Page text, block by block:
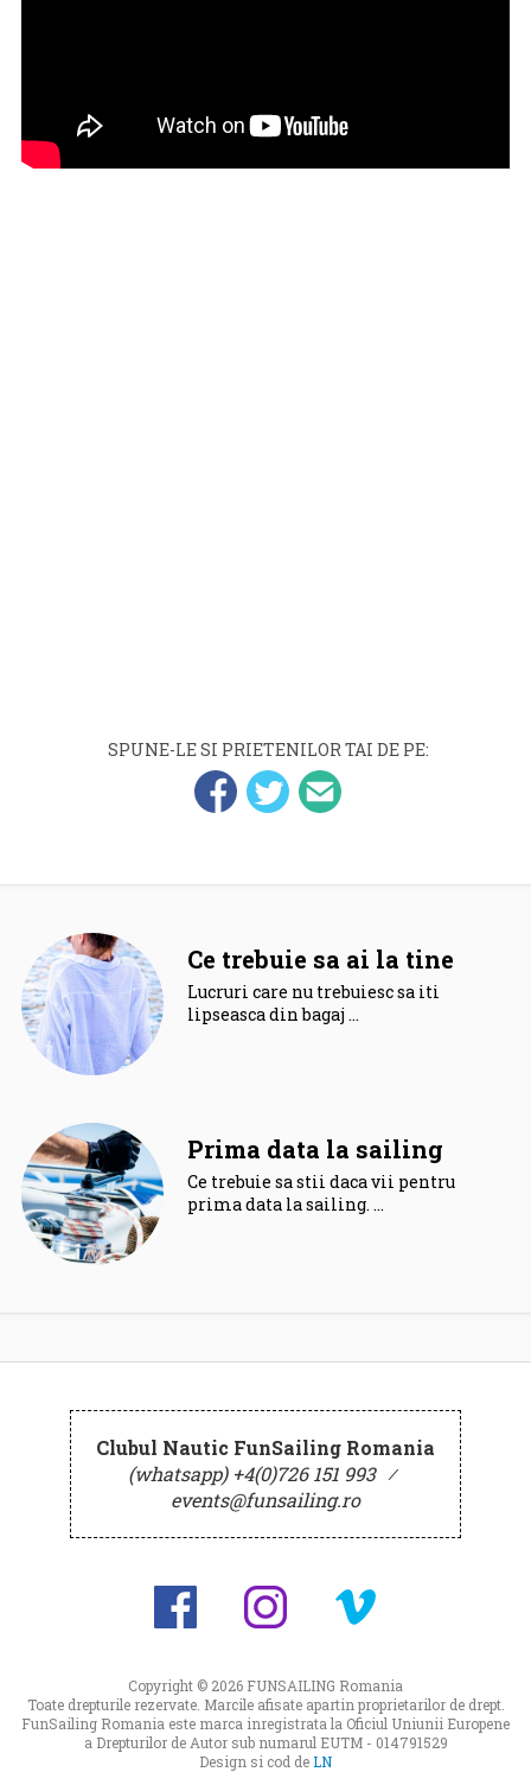
SPUNE-LE SI PRIETENILOR TAI DE PE:
Ce trebuie sa ai la tine
Lucruri care nu trebuiesc sa iti
lipseasca din bagaj …
Prima data la sailing
Ce trebuie sa stii daca vii pentru
prima data la sailing. …
Clubul Nautic FunSailing Romania
(whatsapp) +4(0)726 151 993 ⁄
events@funsailing.ro
Copyright © 2026 FUNSAILING Romania
Toate drepturile rezervate. Marcile afisate apartin proprietarilor de drept.
FunSailing Romania este marca inregistrata la Oficiul Uniunii Europene
a Drepturilor de Autor sub numarul EUTM - 014791529
Design si cod deLN